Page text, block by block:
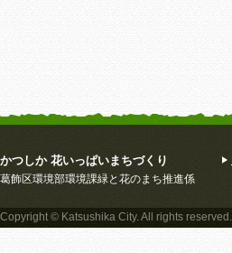
かつしか 花いっぱいまちづくり
葛飾区環境部環境課緑と花のまち推進係
Copyright © Katsushika City. All rights reserved.